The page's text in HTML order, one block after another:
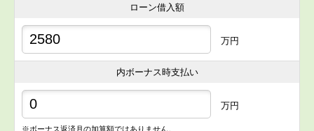
ローン借入額
万円
内ボーナス時支払い
万円
※ボーナス返済月の加算額ではありません。